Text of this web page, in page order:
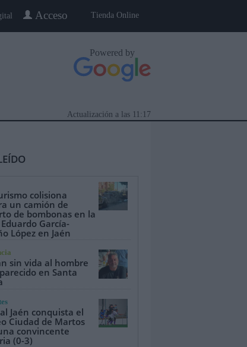
Tienda Online
Acceso
Powered by
11:17
Actualización a las
Pueblo Gente
colisiona
un camión de
de bombonas en la
García-
López en Jaén
sin vida al hombre
en Santa
Jaén conquista el
Ciudad de Martos
convincente
(0-3)